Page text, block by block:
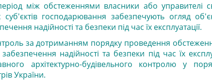
між обстеженнями власники або управителі
суб'єктів господарювання забезпечують огляд
надійності та безпеки під час їх експлуатації.
за дотриманням порядку проведення
надійності та безпеки під час їх
архітектурно-будівельного контролю у
України.